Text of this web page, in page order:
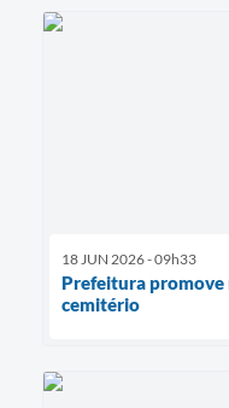
18 JUN 2026 - 09h33
Prefeitura promove
cemitério